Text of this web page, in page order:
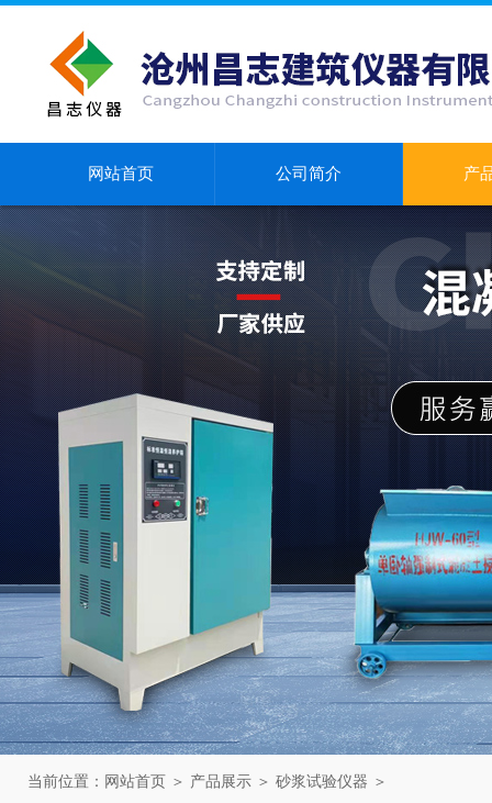
网站首页 公司简介 产
当前位置： 网站首页 ＞ 产品展示 ＞ 砂浆试验仪器 ＞